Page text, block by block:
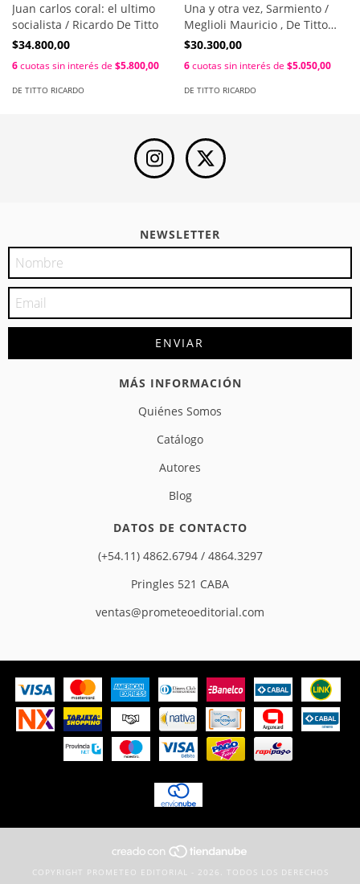
Juan carlos coral: el ultimo
socialista / Ricardo De Titto
$34.800,00
6cuotas sin interés de $5.800,00
DE TITTO RICARDO
Una y otra vez, Sarmiento /
Meglioli Mauricio , De Titto
Ricardo
$30.300,00
6cuotas sin interés de $5.050,00
DE TITTO RICARDO
NEWSLETTER
MÁS INFORMACIÓN
Quiénes Somos
Catálogo
Autores
Blog
DATOS DE CONTACTO
(+54.11) 4862.6794 / 4864.3297
Pringles 521 CABA
ventas@prometeoeditorial.com
COPYRIGHT PROMETEO EDITORIAL - 2026. TODOS LOS DERECHOS